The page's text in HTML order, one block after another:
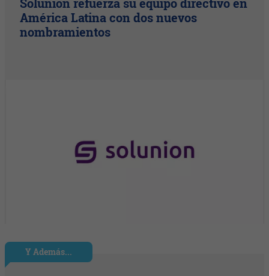
América Latina con dos nuevos
nombramientos
Y Además...